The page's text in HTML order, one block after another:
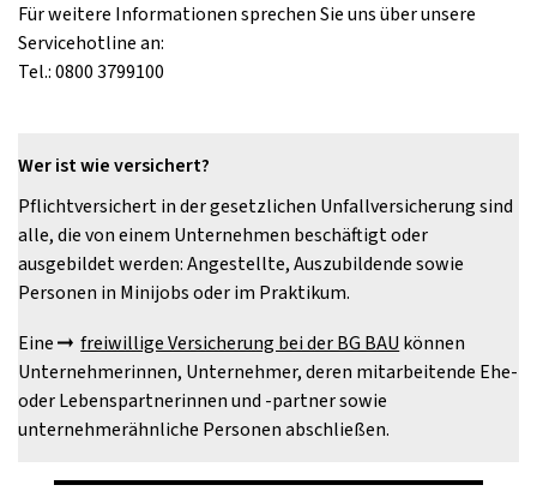
Für weitere Informationen sprechen Sie uns über unsere
Servicehotline an:
Tel.: 0800 3799100
Wer ist wie versichert?
Pflichtversichert in der gesetzlichen Unfallversicherung sind
alle, die von einem Unternehmen beschäftigt oder
ausgebildet werden: Angestellte, Auszubildende sowie
Personen in Minijobs oder im Praktikum.
Eine
freiwillige Versicherung bei der BG BAU können
Unternehmerinnen, Unternehmer, deren mitarbeitende Ehe-
oder Lebenspartnerinnen und -partner sowie
unternehmerähnliche Personen abschließen.